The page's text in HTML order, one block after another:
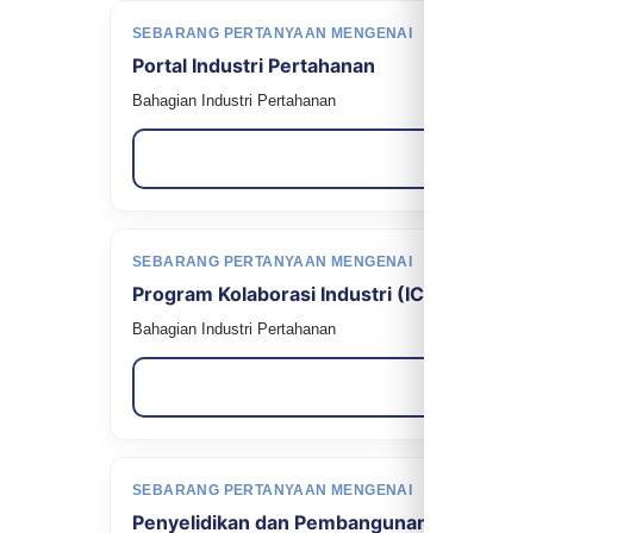
SEBARANG PERTANYAAN MENGENAI
Portal Industri Pertahanan
Bahagian Industri Pertahanan
SEBARANG PERTANYAAN MENGENAI
Program Kolaborasi Industri (ICP)
Bahagian Industri Pertahanan
SEBARANG PERTANYAAN MENGENAI
Penyelidikan dan Pembangunan (R&D)